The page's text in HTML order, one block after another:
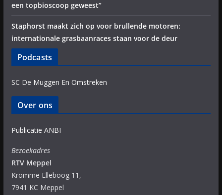
een topbioscoop geweest”
Staphorst maakt zich op voor brullende motoren:
internationale grasbaanraces staan voor de deur
Podcasts
SC De Muggen En Omstreken
Over ons
Publicatie ANBI
Bezoekadres
RTV Meppel
Kromme Elleboog 11,
7941 KC Meppel